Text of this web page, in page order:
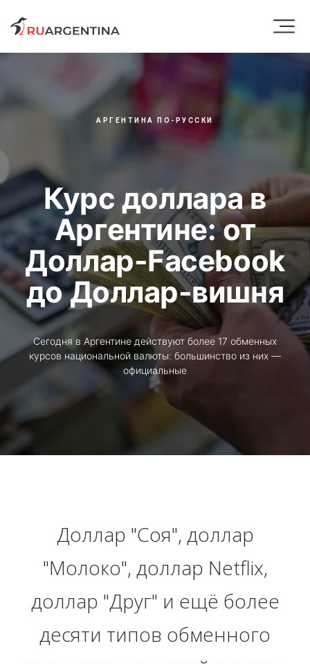
АРГЕНТИНА ПО-РУССКИ
Курс доллара в
Аргентине: от
Доллар-Facebook
до Доллар-вишня
Сегодня в Аргентине действуют более 17 обменных
курсов национальной валюты: большинство из них —
официальные
Доллар "Соя", доллар
"Молоко", доллар Netflix,
доллар "Друг" и ещё более
десяти типов обменного